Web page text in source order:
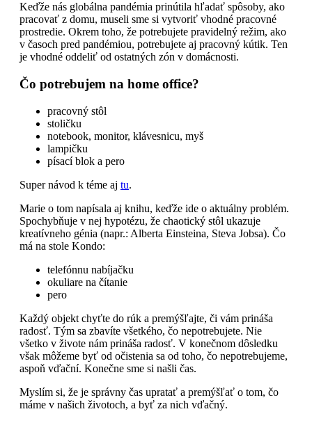
Keďže nás globálna pandémia prinútila hľadať spôsoby, ako
pracovať z domu, museli sme si vytvoriť vhodné pracovné
prostredie. Okrem toho, že potrebujete pravidelný režim, ako
v časoch pred pandémiou, potrebujete aj pracovný kútik. Ten
je vhodné oddeliť od ostatných zón v domácnosti.
Čo potrebujem na home office?
pracovný stôl
stoličku
notebook, monitor, klávesnicu, myš
lampičku
písací blok a pero
Super návod k téme aj tu.
Marie o tom napísala aj knihu, keďže ide o aktuálny problém.
Spochybňuje v nej hypotézu, že chaotický stôl ukazuje
kreatívneho génia (napr.: Alberta Einsteina, Steva Jobsa). Čo
má na stole Kondo:
telefónnu nabíjačku
okuliare na čítanie
pero
Každý objekt chyťte do rúk a premýšľajte, či vám prináša
radosť. Tým sa zbavíte všetkého, čo nepotrebujete. Nie
všetko v živote nám prináša radosť. V konečnom dôsledku
však môžeme byť od očistenia sa od toho, čo nepotrebujeme,
aspoň vďační. Konečne sme si našli čas.
Myslím si, že je správny čas upratať a premýšľať o tom, čo
máme v našich životoch, a byť za nich vďačný.